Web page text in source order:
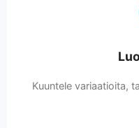
Kuuntele variaatioita,